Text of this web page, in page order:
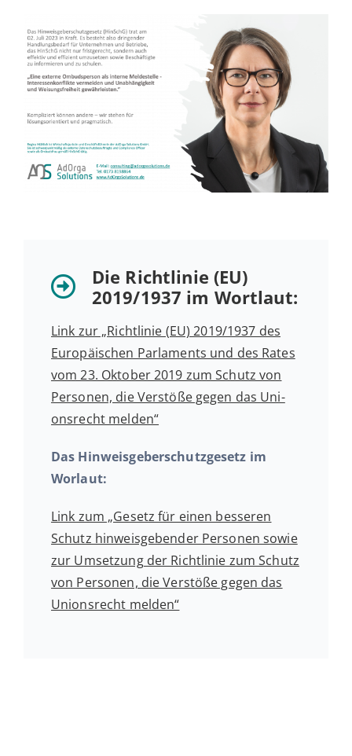
Die Richt­li­nie (EU)
2019/1937 im Wortlaut:
Link zur „Richt­li­nie (EU) 2019/1937 des
Eu­ro­päi­schen Par­la­ments und des Rates
vom 23. Oktober 2019 zum Schutz von
Per­so­nen, die Ver­stö­ße gegen das Uni­
ons­recht melden“
Das Hin­weis­ge­ber­schutz­ge­setz im
Worlaut:
Link zum „Gesetz für einen bes­se­ren
Schutz hin­weis­ge­ben­der Per­so­nen sowie
zur Um­set­zung der Richt­li­nie zum Schutz
von Per­so­nen, die Ver­stö­ße gegen das
Uni­ons­recht melden“